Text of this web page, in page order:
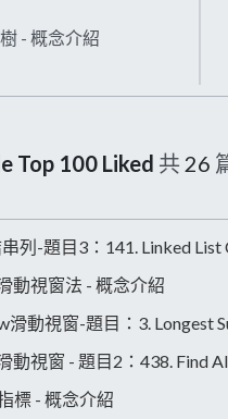
- 概念介紹
Top 100 Liked 共 26
列-題目3：141. Linked List
動視窗法 - 概念介紹
滑動視窗-題目：3. Longest
動視窗 - 題目2：438. Find
標 - 概念介紹